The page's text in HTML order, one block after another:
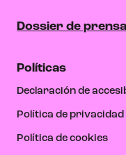
Dossier de prensa
Políticas
Declaración de
Política de privacidad
Política de cookies